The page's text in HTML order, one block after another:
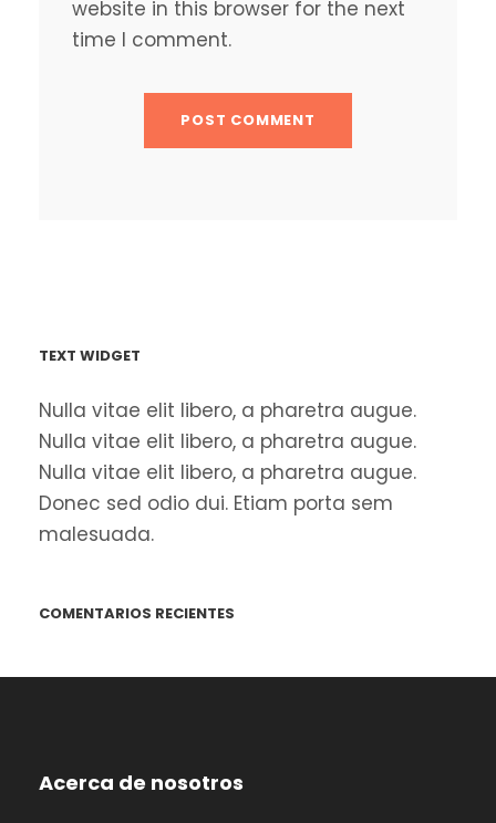
website in this browser for the next
time I comment.
TEXT WIDGET
Nulla vitae elit libero, a pharetra augue.
Nulla vitae elit libero, a pharetra augue.
Nulla vitae elit libero, a pharetra augue.
Donec sed odio dui. Etiam porta sem
malesuada.
COMENTARIOS RECIENTES
Acerca de nosotros